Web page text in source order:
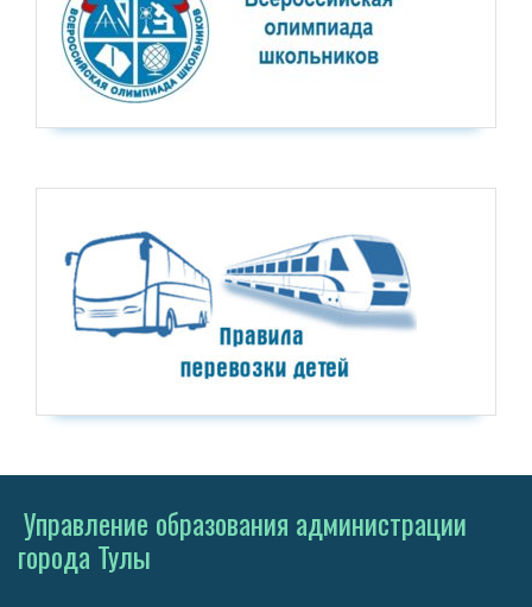
Управление образования администрации
города Тулы